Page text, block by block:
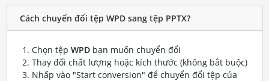
Cách chuyển đổi tệp WPD sang tệp PPTX?
Chọn tệp WPDbạn muốn chuyển đổi
Thay đổi chất lượng hoặc kích thước (không bắt buộc)
Nhấp vào "Start conversion" để chuyển đổi tệp của